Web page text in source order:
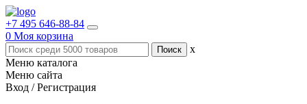
+7 495 646-88-84
0 Моя корзина
x
Меню каталога
Меню сайта
Вход / Регистрация